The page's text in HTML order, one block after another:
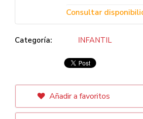
Consultar
Categoría: INFANTIL
Añadir a favoritos